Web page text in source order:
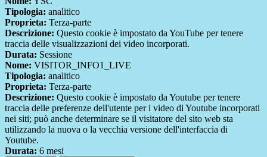
Tipologia: analitico
Proprieta: Terza-parte
Descrizione: Questo cookie è impostato da YouTube per tenere
traccia delle visualizzazioni dei video incorporati.
Durata: Sessione
Nome: VISITOR_INFO1_LIVE
Tipologia: analitico
Proprieta: Terza-parte
Descrizione: Questo cookie è impostato da Youtube per tenere
traccia delle preferenze dell'utente per i video di Youtube incorporati
nei siti; può anche determinare se il visitatore del sito web sta
utilizzando la nuova o la vecchia versione dell'interfaccia di
Youtube.
Durata: 6 mesi